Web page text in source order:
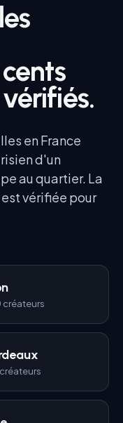
en France
d'un
au quartier. La
vérifiée pour
créateurs
créateurs